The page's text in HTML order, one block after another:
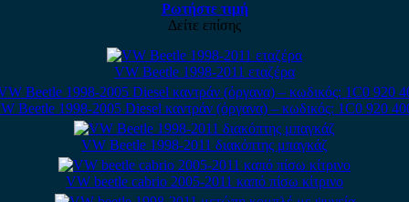
Ρωτήστε τιμή
Δείτε επίσης
VW Beetle 1998-2011 εταζέρα
Beetle 1998-2005 Diesel καντράν (όργανα) – κωδικός: 1C0 920
VW Beetle 1998-2011 διακόπτης μπαγκάζ
VW beetle cabrio 2005-2011 καπό πίσω κίτρινο